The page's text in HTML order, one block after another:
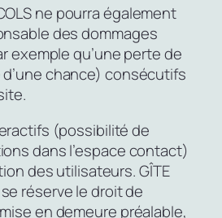
ne pourra également
des dommages
exemple qu’une perte de
chance) consécutifs
(possibilité de
dans l’espace contact)
des utilisateurs. GÎTE
se réserve le droit de
en demeure préalable,